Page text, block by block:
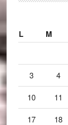
L M
3 4
10 11
17 18